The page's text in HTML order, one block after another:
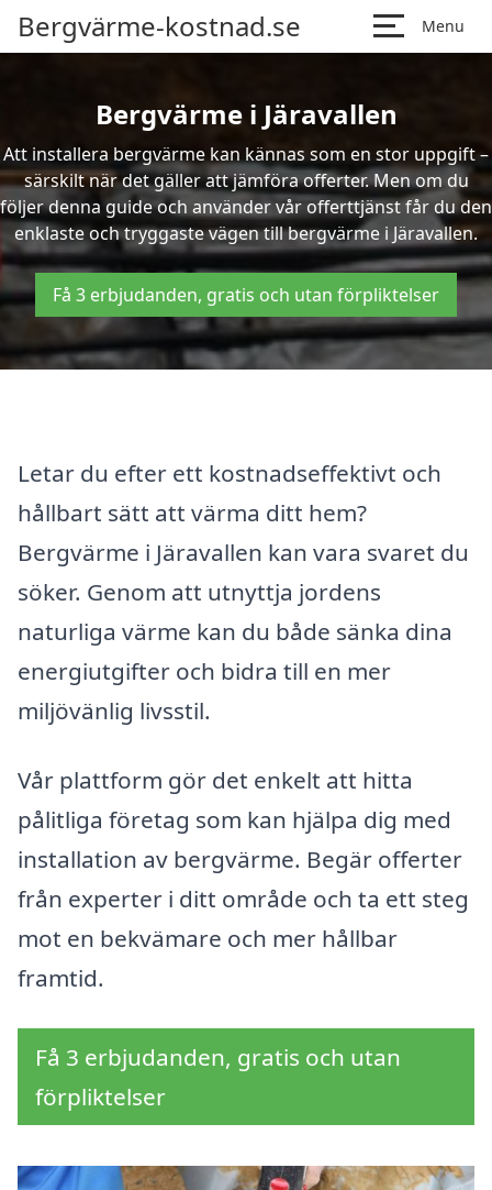
Bergvärme-kostnad.se Menu
Bergvärme i Järavallen
Att installera bergvärme kan kännas som en stor uppgift –
särskilt när det gäller att jämföra offerter. Men om du
följer denna guide och använder vår offerttjänst får du den
enklaste och tryggaste vägen till bergvärme i Järavallen.
Få 3 erbjudanden, gratis och utan förpliktelser
Letar du efter ett kostnadseffektivt och
hållbart sätt att värma ditt hem?
Bergvärme i Järavallen kan vara svaret du
söker. Genom att utnyttja jordens
naturliga värme kan du både sänka dina
energiutgifter och bidra till en mer
miljövänlig livsstil.
Vår plattform gör det enkelt att hitta
pålitliga företag som kan hjälpa dig med
installation av bergvärme. Begär offerter
från experter i ditt område och ta ett steg
mot en bekvämare och mer hållbar
framtid.
Få 3 erbjudanden, gratis och utan
förpliktelser